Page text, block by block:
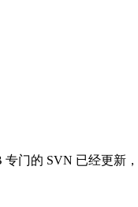
门的 SVN 已经更新